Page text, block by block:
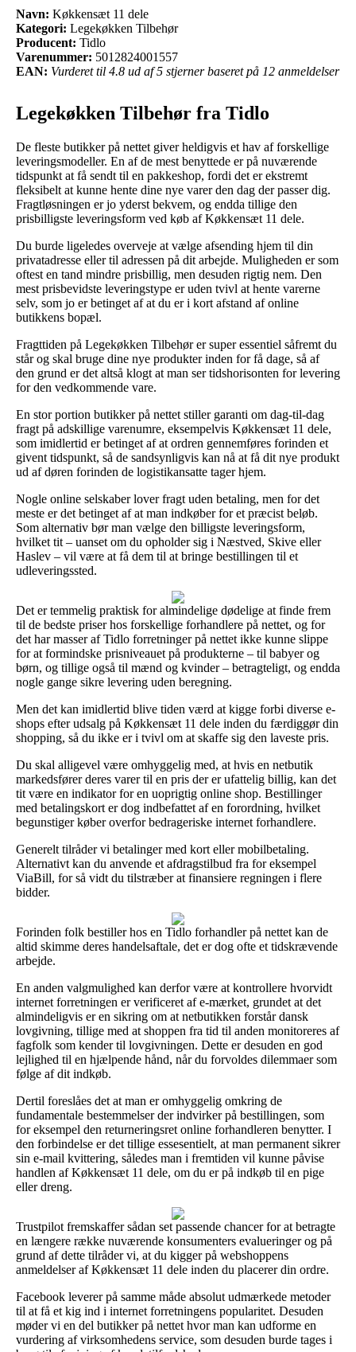
Navn: Køkkensæt 11 dele
Kategori: Legekøkken Tilbehør
Producent: Tidlo
Varenummer: 5012824001557
EAN: Vurderet til 4.8 ud af 5 stjerner baseret på 12 anmeldelser
Legekøkken Tilbehør fra Tidlo
De fleste butikker på nettet giver heldigvis et hav af forskellige
leveringsmodeller. En af de mest benyttede er på nuværende
tidspunkt at få sendt til en pakkeshop, fordi det er ekstremt
fleksibelt at kunne hente dine nye varer den dag der passer dig.
Fragtløsningen er jo yderst bekvem, og endda tillige den
prisbilligste leveringsform ved køb af Køkkensæt 11 dele.
Du burde ligeledes overveje at vælge afsending hjem til din
privatadresse eller til adressen på dit arbejde. Muligheden er som
oftest en tand mindre prisbillig, men desuden rigtig nem. Den
mest prisbevidste leveringstype er uden tvivl at hente varerne
selv, som jo er betinget af at du er i kort afstand af online
butikkens bopæl.
Fragttiden på Legekøkken Tilbehør er super essentiel såfremt du
står og skal bruge dine nye produkter inden for få dage, så af
den grund er det altså klogt at man ser tidshorisonten for levering
for den vedkommende vare.
En stor portion butikker på nettet stiller garanti om dag-til-dag
fragt på adskillige varenumre, eksempelvis Køkkensæt 11 dele,
som imidlertid er betinget af at ordren gennemføres forinden et
givent tidspunkt, så de sandsynligvis kan nå at få dit nye produkt
ud af døren forinden de logistikansatte tager hjem.
Nogle online selskaber lover fragt uden betaling, men for det
meste er det betinget af at man indkøber for et præcist beløb.
Som alternativ bør man vælge den billigste leveringsform,
hvilket tit – uanset om du opholder sig i Næstved, Skive eller
Haslev – vil være at få dem til at bringe bestillingen til et
udleveringssted.
Det er temmelig praktisk for almindelige dødelige at finde frem
til de bedste priser hos forskellige forhandlere på nettet, og for
det har masser af Tidlo forretninger på nettet ikke kunne slippe
for at formindske prisniveauet på produkterne – til babyer og
børn, og tillige også til mænd og kvinder – betragteligt, og endda
nogle gange sikre levering uden beregning.
Men det kan imidlertid blive tiden værd at kigge forbi diverse e-
shops efter udsalg på Køkkensæt 11 dele inden du færdiggør din
shopping, så du ikke er i tvivl om at skaffe sig den laveste pris.
Du skal alligevel være omhyggelig med, at hvis en netbutik
markedsfører deres varer til en pris der er ufattelig billig, kan det
tit være en indikator for en uoprigtig online shop. Bestillinger
med betalingskort er dog indbefattet af en forordning, hvilket
begunstiger køber overfor bedrageriske internet forhandlere.
Generelt tilråder vi betalinger med kort eller mobilbetaling.
Alternativt kan du anvende et afdragstilbud fra for eksempel
ViaBill, for så vidt du tilstræber at finansiere regningen i flere
bidder.
Forinden folk bestiller hos en Tidlo forhandler på nettet kan de
altid skimme deres handelsaftale, det er dog ofte et tidskrævende
arbejde.
En anden valgmulighed kan derfor være at kontrollere hvorvidt
internet forretningen er verificeret af e-mærket, grundet at det
almindeligvis er en sikring om at netbutikken forstår dansk
lovgivning, tillige med at shoppen fra tid til anden monitoreres af
fagfolk som kender til lovgivningen. Dette er desuden en god
lejlighed til en hjælpende hånd, når du forvoldes dilemmaer som
følge af dit indkøb.
Dertil foreslåes det at man er omhyggelig omkring de
fundamentale bestemmelser der indvirker på bestillingen, som
for eksempel den returneringsret online forhandleren benytter. I
den forbindelse er det tillige essesentielt, at man permanent sikrer
sin e-mail kvittering, således man i fremtiden vil kunne påvise
handlen af Køkkensæt 11 dele, om du er på indkøb til en pige
eller dreng.
Trustpilot fremskaffer sådan set passende chancer for at betragte
en længere række nuværende konsumenters evalueringer og på
grund af dette tilråder vi, at du kigger på webshoppens
anmeldelser af Køkkensæt 11 dele inden du placerer din ordre.
Facebook leverer på samme måde absolut udmærkede metoder
til at få et kig ind i internet forretningens popularitet. Desuden
møder vi en del butikker på nettet hvor man kan udforme en
vurdering af virksomhedens service, som desuden burde tages i